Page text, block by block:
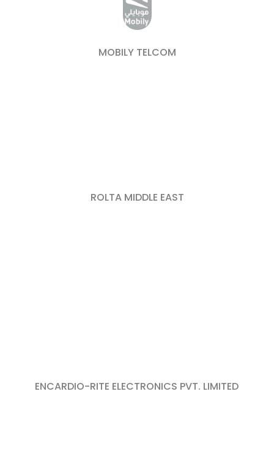
MOBILY TELCOM
ROLTA MIDDLE EAST
ENCARDIO-RITE ELECTRONICS PVT. LIMITED